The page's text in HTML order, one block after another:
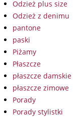
Odzież plus size
Odzież z denimu
pantone
paski
Piżamy
Płaszcze
płaszcze damskie
płaszcze zimowe
Porady
Porady stylistki